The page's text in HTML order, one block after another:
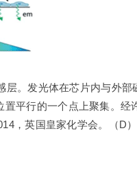
。发光体在芯片内与外部
平行的一个点上聚集。经
，英国皇家化学会。（D